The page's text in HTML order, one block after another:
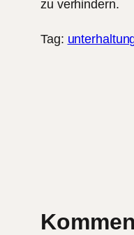
zu verhindern.
Tag: